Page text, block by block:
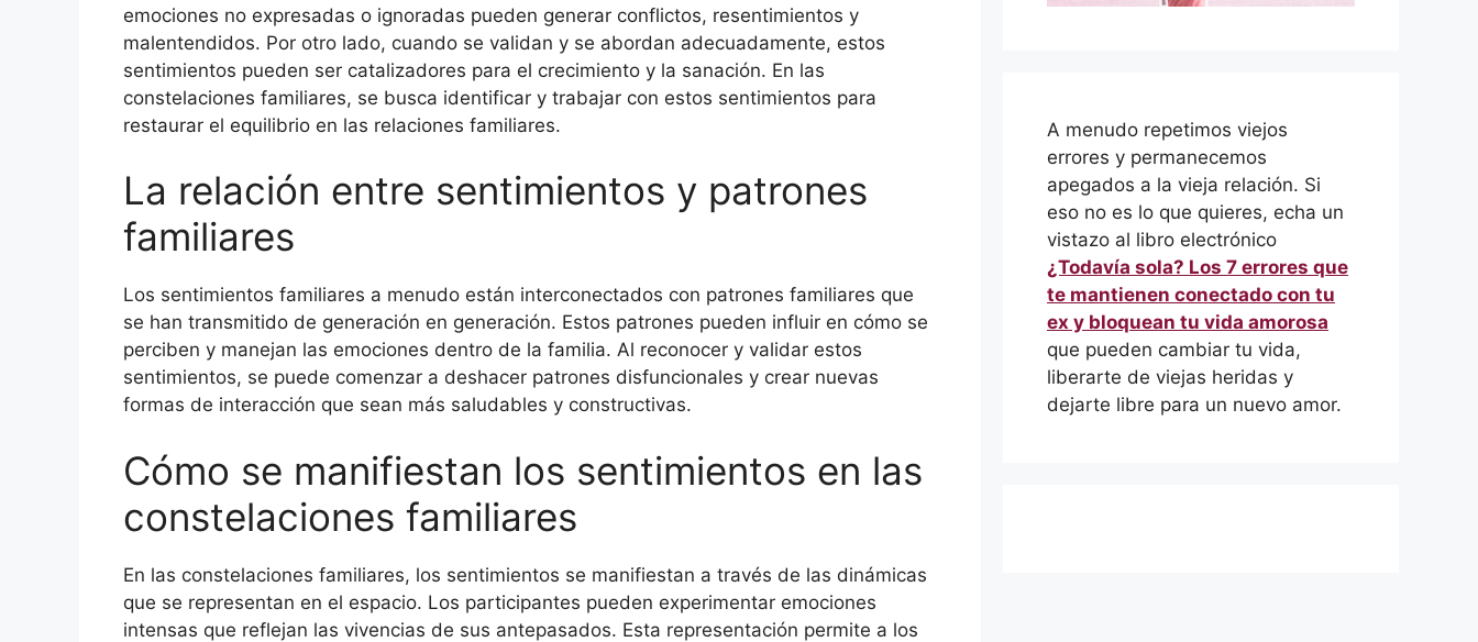
emociones no expresadas o ignoradas pueden generar conflictos, resentimientos y
malentendidos. Por otro lado, cuando se validan y se abordan adecuadamente, estos
sentimientos pueden ser catalizadores para el crecimiento y la sanación. En las
constelaciones familiares, se busca identificar y trabajar con estos sentimientos para
restaurar el equilibrio en las relaciones familiares.
La relación entre sentimientos y patrones
familiares
Los sentimientos familiares a menudo están interconectados con patrones familiares que
se han transmitido de generación en generación. Estos patrones pueden influir en cómo se
perciben y manejan las emociones dentro de la familia. Al reconocer y validar estos
sentimientos, se puede comenzar a deshacer patrones disfuncionales y crear nuevas
formas de interacción que sean más saludables y constructivas.
Cómo se manifiestan los sentimientos en las
constelaciones familiares
En las constelaciones familiares, los sentimientos se manifiestan a través de las dinámicas
que se representan en el espacio. Los participantes pueden experimentar emociones
intensas que reflejan las vivencias de sus antepasados. Esta representación permite a los
A menudo repetimos viejos
errores y permanecemos
apegados a la vieja relación. Si
eso no es lo que quieres, echa un
vistazo al libro electrónico
¿Todavía sola? Los 7 errores que
te mantienen conectado con tu
ex y bloquean tu vida amorosa
que pueden cambiar tu vida,
liberarte de viejas heridas y
dejarte libre para un nuevo amor.